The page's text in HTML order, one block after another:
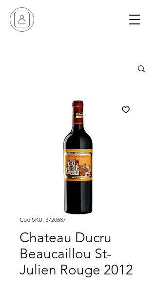
Cod SKU: 3720687
Chateau Ducru
Beaucaillou St-
Julien Rouge 2012